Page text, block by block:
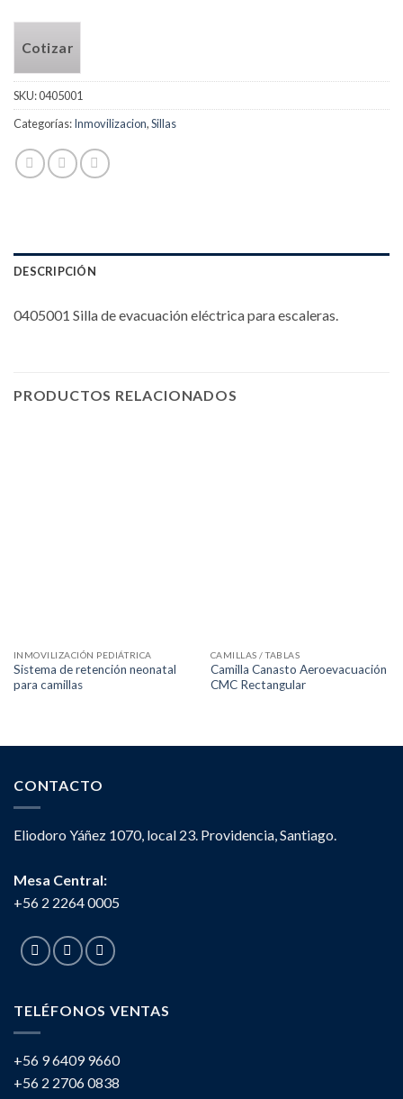
Cotizar
SKU:0405001
Categorías:Inmovilizacion,Sillas
DESCRIPCIÓN
0405001 Silla de evacuación eléctrica para escaleras.
PRODUCTOS RELACIONADOS
INMOVILIZACIÓN PEDIÁTRICA
Sistema de retención neonatal
para camillas
CAMILLAS / TABLAS
Camilla Canasto Aeroevacuación
CMC Rectangular
CONTACTO
Eliodoro Yáñez 1070, local 23. Providencia, Santiago.
Mesa Central:
+56 2 2264 0005
TELÉFONOS VENTAS
+56 9 6409 9660
+56 2 2706 0838